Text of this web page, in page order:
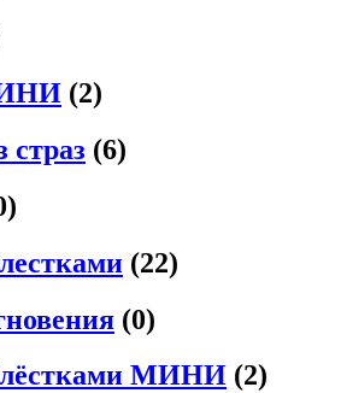
(2)
страз (6)
(22)
(0)
МИНИ (2)